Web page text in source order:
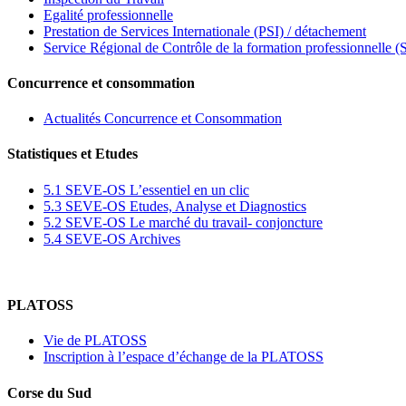
Egalité professionnelle
Prestation de Services Internationale (PSI) / détachement
Service Régional de Contrôle de la formation professionnelle
Concurrence et consommation
Actualités Concurrence et Consommation
Statistiques et Etudes
5.1 SEVE-OS L’essentiel en un clic
5.3 SEVE-OS Etudes, Analyse et Diagnostics
5.2 SEVE-OS Le marché du travail- conjoncture
5.4 SEVE-OS Archives
PLATOSS
Vie de PLATOSS
Inscription à l’espace d’échange de la PLATOSS
Corse du Sud